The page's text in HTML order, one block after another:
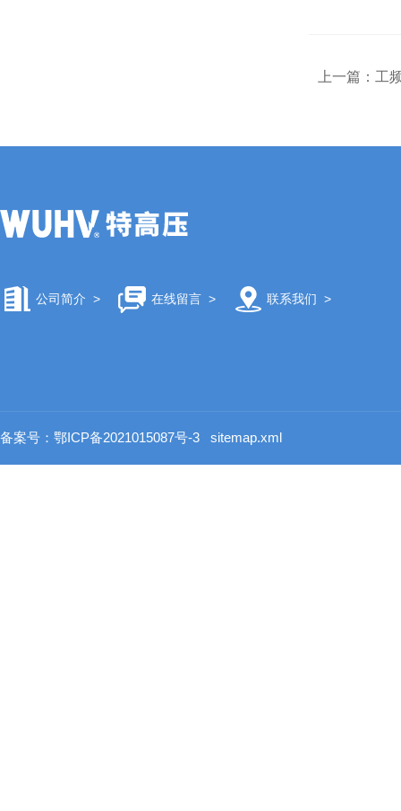
上一篇： 工
公司简介 > 在线留言> 联系我们 >
备案号：鄂ICP备2021015087号-3 sitemap.xml